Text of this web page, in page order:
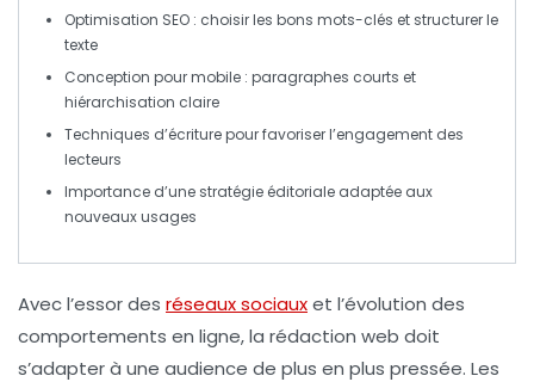
Optimisation SEO : choisir les bons mots-clés et structurer le
texte
Conception pourmobile : paragraphes courts et
hiérarchisation claire
Techniques d’écriturepour favoriser l’engagement des
lecteurs
Importance d’une stratégie éditoriale adaptée aux
nouveaux usages
Avec l’essor des réseaux sociauxet l’évolution des
comportements en ligne, la rédaction web doit
s’adapter à une audience de plus en plus pressée. Les